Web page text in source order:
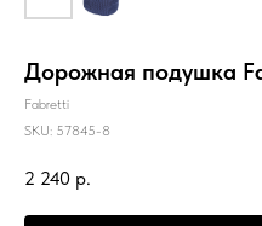
Дорожная подушка
Fabretti
SKU: 57845-8
2 240 р.